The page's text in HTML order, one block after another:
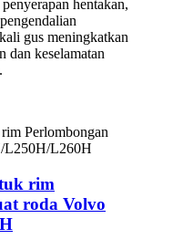
hentakan,
gus meningkatkan
dan keselamatan
rim
roda Volvo